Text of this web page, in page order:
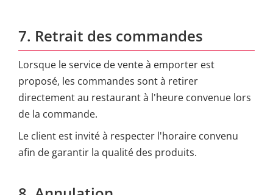
7. Retrait des commandes
Lorsque le service de vente à emporter est
proposé, les commandes sont à retirer
directement au restaurant à l'heure convenue lors
de la commande.
Le client est invité à respecter l'horaire convenu
afin de garantir la qualité des produits.